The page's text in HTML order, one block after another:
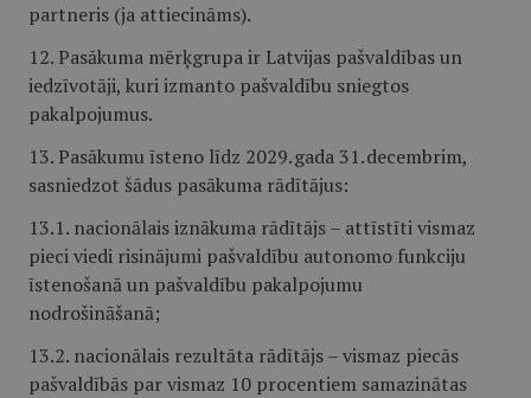
partneris (ja attiecināms).
12. Pasākuma mērķgrupa ir Latvijas pašvaldības un
iedzīvotāji, kuri izmanto pašvaldību sniegtos
pakalpojumus.
13. Pasākumu īsteno līdz 2029. gada 31. decembrim,
sasniedzot šādus pasākuma rādītājus:
13.1. nacionālais iznākuma rādītājs – attīstīti vismaz
pieci viedi risinājumi pašvaldību autonomo funkciju
īstenošanā un pašvaldību pakalpojumu
nodrošināšanā;
13.2. nacionālais rezultāta rādītājs – vismaz piecās
pašvaldībās par vismaz 10 procentiem samazinātas